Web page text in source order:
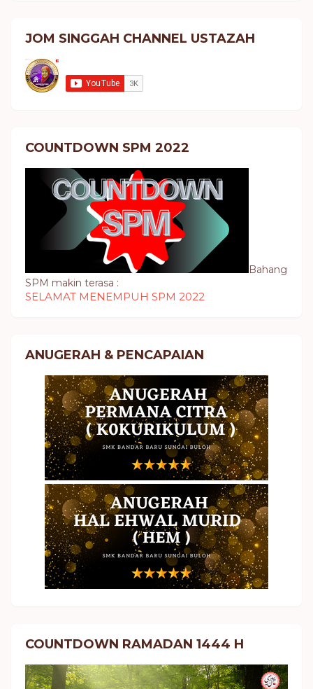
JOM SINGGAH CHANNEL USTAZAH
COUNTDOWN SPM 2022
Bahang
SPM makin terasa :
SELAMAT MENEMPUH SPM 2022
ANUGERAH & PENCAPAIAN
COUNTDOWN RAMADAN 1444 H